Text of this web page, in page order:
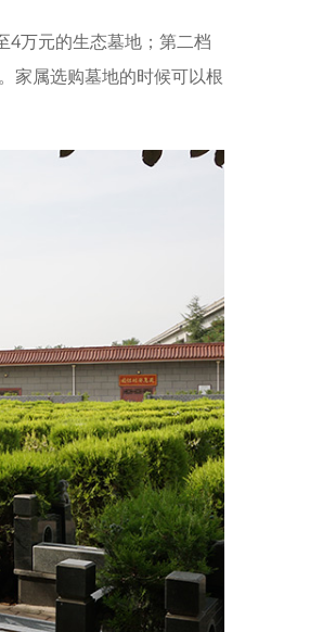
4万元的生态墓地；第二档
家属选购墓地的时候可以根